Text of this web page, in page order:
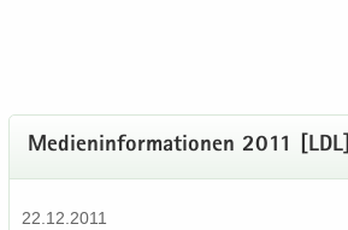
Me­di­en­in­for­ma­tio­nen 2011 [LDL]
22.12.2011